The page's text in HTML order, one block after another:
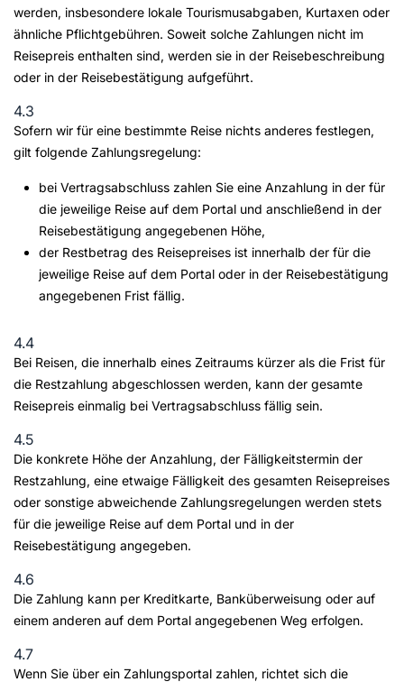
werden, insbesondere lokale Tourismusabgaben, Kurtaxen oder
ähnliche Pflichtgebühren. Soweit solche Zahlungen nicht im
Reisepreis enthalten sind, werden sie in der Reisebeschreibung
oder in der Reisebestätigung aufgeführt.
4.3
Sofern wir für eine bestimmte Reise nichts anderes festlegen,
gilt folgende Zahlungsregelung:
bei Vertragsabschluss zahlen Sie eine Anzahlung in der für
die jeweilige Reise auf dem Portal und anschließend in der
Reisebestätigung angegebenen Höhe,
der Restbetrag des Reisepreises ist innerhalb der für die
jeweilige Reise auf dem Portal oder in der Reisebestätigung
angegebenen Frist fällig.
4.4
Bei Reisen, die innerhalb eines Zeitraums kürzer als die Frist für
die Restzahlung abgeschlossen werden, kann der gesamte
Reisepreis einmalig bei Vertragsabschluss fällig sein.
4.5
Die konkrete Höhe der Anzahlung, der Fälligkeitstermin der
Restzahlung, eine etwaige Fälligkeit des gesamten Reisepreises
oder sonstige abweichende Zahlungsregelungen werden stets
für die jeweilige Reise auf dem Portal und in der
Reisebestätigung angegeben.
4.6
Die Zahlung kann per Kreditkarte, Banküberweisung oder auf
einem anderen auf dem Portal angegebenen Weg erfolgen.
4.7
Wenn Sie über ein Zahlungsportal zahlen, richtet sich die